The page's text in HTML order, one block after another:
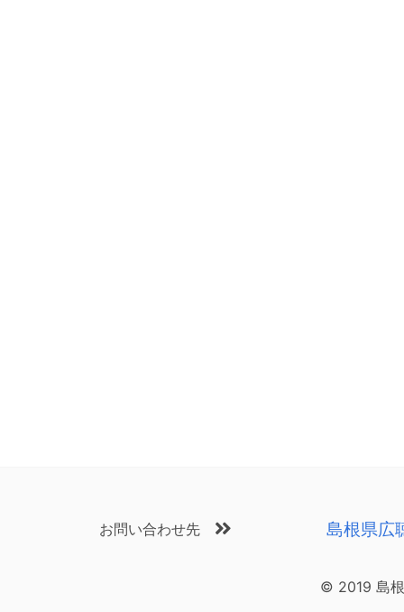
お問い合わせ先 島根県広
© 2019 島